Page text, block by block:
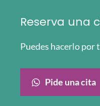
Reserva una
Puedes hacerlo por
Pide una cita